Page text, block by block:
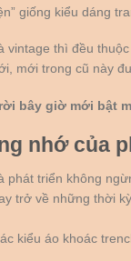
giống kiểu dáng
thì đều
mới trong cũ này
bây giờ mới bật
nhớ của
triển không
trở về những thời
kiểu áo khoác